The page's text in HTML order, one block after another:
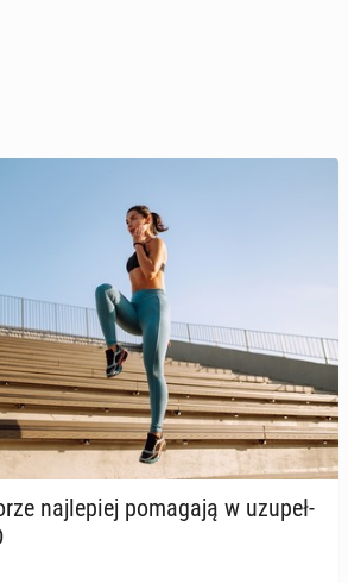
naj­le­piej po­ma­ga­ją w uzu­peł­